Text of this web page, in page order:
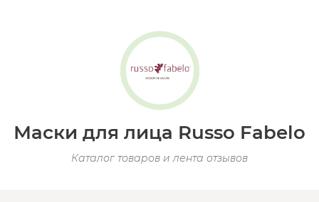
Маски для лица Russo Fabelo
Каталог товаров и лента отзывов